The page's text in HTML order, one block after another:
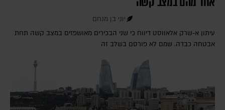
יוני בן מנחם
עיתון א-שרק אלאווסט דיווח כי שני הבכירים מאושפזים במצב קשה תחת
אבטחה כבדה. שמם לא פורסם בשלב זה